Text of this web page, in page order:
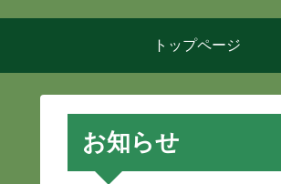
トップページ
お知らせ